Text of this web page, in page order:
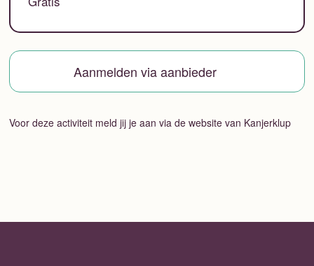
Aanmelden via aanbieder
Voor deze activiteit meld jij je aan via de website van Kanjerklup